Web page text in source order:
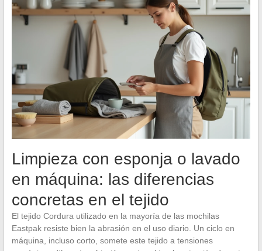
Limpieza con esponja o lavado
en máquina: las diferencias
concretas en el tejido
El tejido Cordura utilizado en la mayoría de las mochilas
Eastpak resiste bien la abrasión en el uso diario. Un ciclo en
máquina, incluso corto, somete este tejido a tensiones